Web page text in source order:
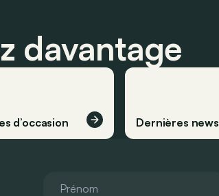
davantage
d’occasion Dernières news